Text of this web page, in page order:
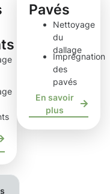
Pavés
Nettoyage
du
dallage
Imprégnation
des
pavés
En savoir
plus